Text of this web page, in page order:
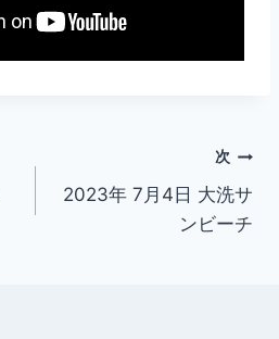
次
2023年 7月4日 大洗サ
ンビーチ